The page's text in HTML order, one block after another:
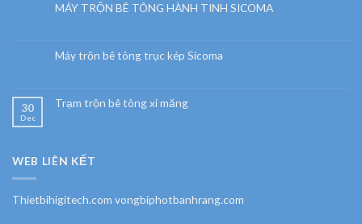
MÁY TRỘN BÊ TÔNG HÀNH TINH SICOMA
Máy trộn bê tông trục kép Sicoma
30
Dec
Trạm trộn bê tông xi măng
WEB LIÊN KẾT
Thietbihigitech.com vongbiphotbanhrang.com